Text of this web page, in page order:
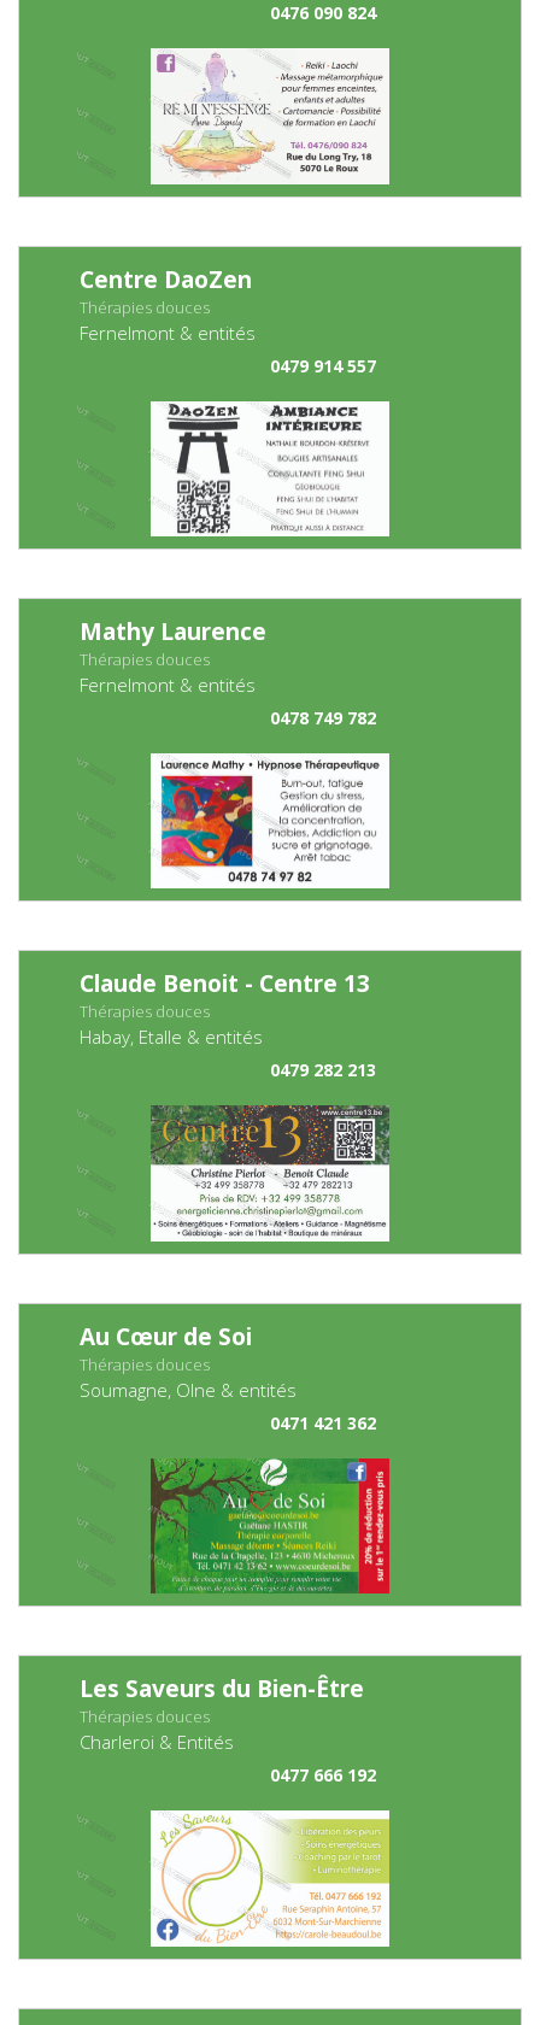
0476 090 824
Centre DaoZen
Thérapies douces
Fernelmont & entités
0479 914 557
Mathy Laurence
Thérapies douces
Fernelmont & entités
0478 749 782
Claude Benoit - Centre 13
Thérapies douces
Habay, Etalle & entités
0479 282 213
Au Cœur de Soi
Thérapies douces
Soumagne, Olne & entités
0471 421 362
Les Saveurs du Bien-Être
Thérapies douces
Charleroi & Entités
0477 666 192